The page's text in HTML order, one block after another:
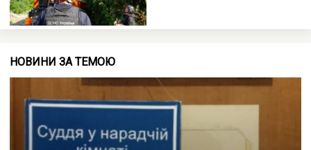
НОВИНИ ЗА ТЕМОЮ